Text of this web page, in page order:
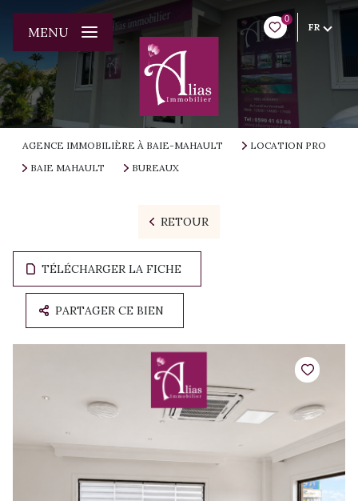
0
FR
MENU
AGENCE IMMOBILIÈRE À BAIE-MAHAULT
LOCATION PRO
BAIE MAHAULT
BUREAUX
RETOUR
TÉLÉCHARGER LA FICHE
PARTAGER CE BIEN